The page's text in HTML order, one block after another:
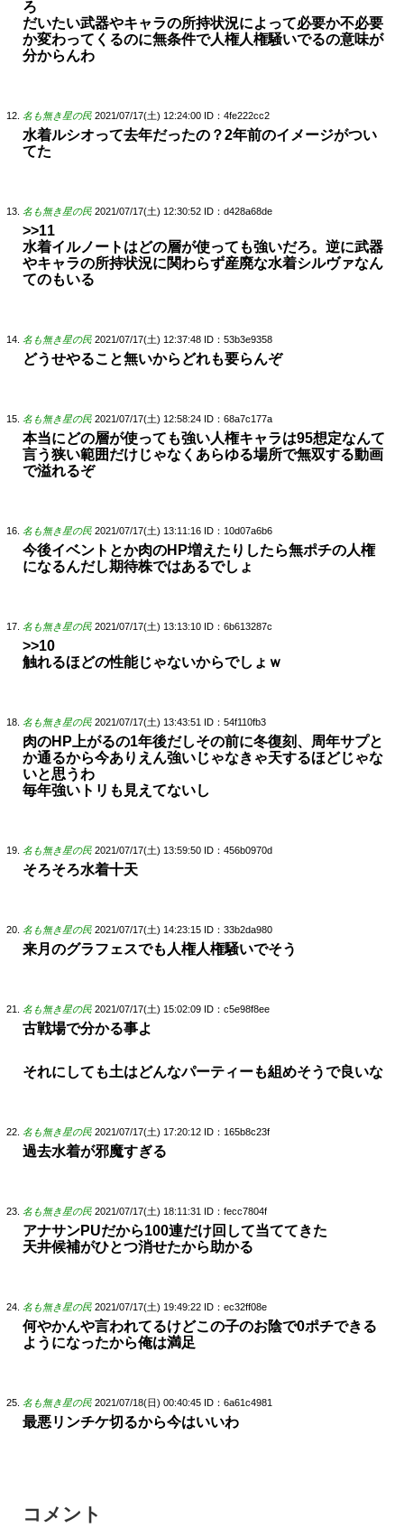
ろ
だいたい武器やキャラの所持状況によって必要か不必要
か変わってくるのに無条件で人権人権騒いでるの意味が
分からんわ
名も無き星の民 2021/07/17(土) 12:24:00 ID：4fe222cc2
水着ルシオって去年だったの？2年前のイメージがつい
てた
名も無き星の民 2021/07/17(土) 12:30:52 ID：d428a68de
>>11
水着イルノートはどの層が使っても強いだろ。逆に武器
やキャラの所持状況に関わらず産廃な水着シルヴァなん
てのもいる
名も無き星の民 2021/07/17(土) 12:37:48 ID：53b3e9358
どうせやること無いからどれも要らんぞ
名も無き星の民 2021/07/17(土) 12:58:24 ID：68a7c177a
本当にどの層が使っても強い人権キャラは95想定なんて
言う狭い範囲だけじゃなくあらゆる場所で無双する動画
で溢れるぞ
名も無き星の民 2021/07/17(土) 13:11:16 ID：10d07a6b6
今後イベントとか肉のHP増えたりしたら無ポチの人権
になるんだし期待株ではあるでしょ
名も無き星の民 2021/07/17(土) 13:13:10 ID：6b613287c
>>10
触れるほどの性能じゃないからでしょｗ
名も無き星の民 2021/07/17(土) 13:43:51 ID：54f110fb3
肉のHP上がるの1年後だしその前に冬復刻、周年サプと
か通るから今ありえん強いじゃなきゃ天するほどじゃな
いと思うわ
毎年強いトリも見えてないし
名も無き星の民 2021/07/17(土) 13:59:50 ID：456b0970d
そろそろ水着十天
名も無き星の民 2021/07/17(土) 14:23:15 ID：33b2da980
来月のグラフェスでも人権人権騒いでそう
名も無き星の民 2021/07/17(土) 15:02:09 ID：c5e98f8ee
古戦場で分かる事よ
それにしても土はどんなパーティーも組めそうで良いな
名も無き星の民 2021/07/17(土) 17:20:12 ID：165b8c23f
過去水着が邪魔すぎる
名も無き星の民 2021/07/17(土) 18:11:31 ID：fecc7804f
アナサンPUだから100連だけ回して当ててきた
天井候補がひとつ消せたから助かる
名も無き星の民 2021/07/17(土) 19:49:22 ID：ec32ff08e
何やかんや言われてるけどこの子のお陰で0ポチできる
ようになったから俺は満足
名も無き星の民 2021/07/18(日) 00:40:45 ID：6a61c4981
最悪リンチケ切るから今はいいわ
コメント